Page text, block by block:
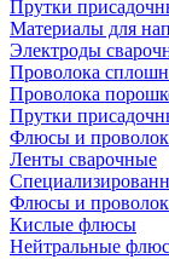
Прутки
Материалы для
Электроды
Проволока
Проволока
Прутки
Флюсы и
Ленты сварочные
Флюсы и
Кислые флюсы
Нейтральные